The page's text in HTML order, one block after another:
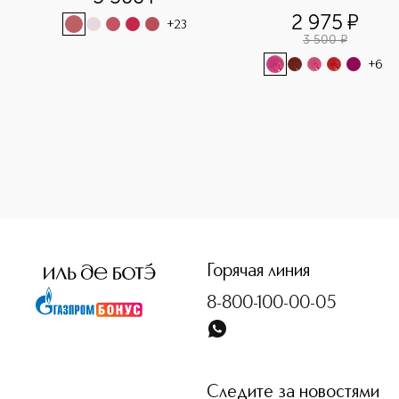
+23 2 975 ¤
3 500 ¤
+6
Горячая линия
8-800-100-00-05
Следите за новостями